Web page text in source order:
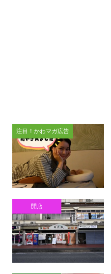
注目！かわマガ広告
開店